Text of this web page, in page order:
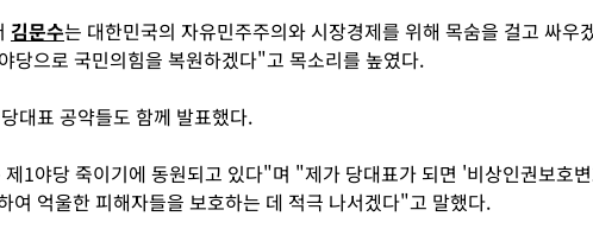
김문수는 대한민국의 자유민주주의와 시장경제를 위해 목숨을 걸고 싸우
당으로 국민의힘을 복원하겠다"고 목소리를 높였다.
대표 공약들도 함께 발표했다.
1야당 죽이기에 동원되고 있다"며 "제가 당대표가 되면 '비상인권보호
여 억울한 피해자들을 보호하는 데 적극 나서겠다"고 말했다.